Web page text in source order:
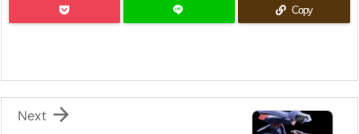
Copy

Next